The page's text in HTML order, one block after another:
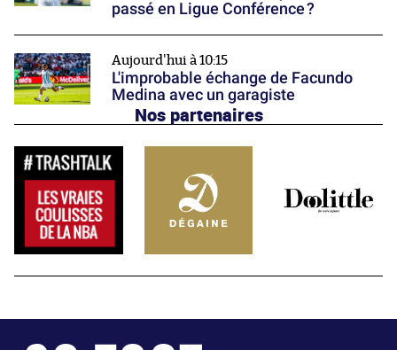
passé en Ligue Conférence ?
Aujourd'hui à 10:15
L'improbable échange de Facundo
Medina avec un garagiste
Nos partenaires